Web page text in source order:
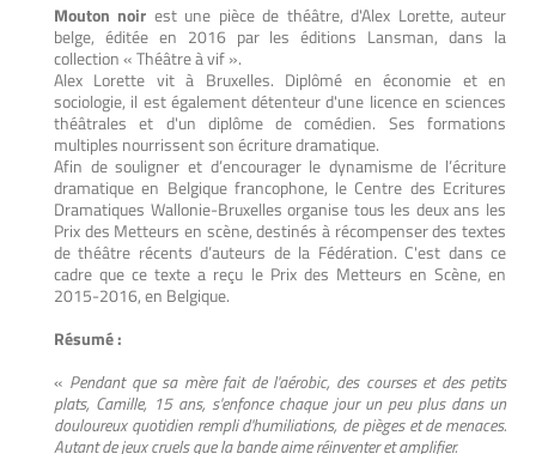
Mouton noir est une pièce de théâtre, d'Alex Lorette, auteur
belge, éditée en 2016 par les éditions Lansman, dans la
collection « Théâtre à vif ».
Alex Lorette vit à Bruxelles. Diplômé en économie et en
sociologie, il est également détenteur d'une licence en sciences
théâtrales et d'un diplôme de comédien. Ses formations
multiples nourrissent son écriture dramatique.
Afin de souligner et d’encourager le dynamisme de l’écriture
dramatique en Belgique francophone, le Centre des Ecritures
Dramatiques Wallonie-Bruxelles organise tous les deux ans les
Prix des Metteurs en scène, destinés à récompenser des textes
de théâtre récents d’auteurs de la Fédération. C'est dans ce
cadre que ce texte a reçu le Prix des Metteurs en Scène, en
2015-2016, en Belgique.
Résumé :
« Pendant que sa mère fait de l'aérobic, des courses et des petits
plats, Camille, 15 ans, s'enfonce chaque jour un peu plus dans un
douloureux quotidien rempli d'humiliations, de pièges et de menaces.
Autant de jeux cruels que la bande aime réinventer et amplifier.